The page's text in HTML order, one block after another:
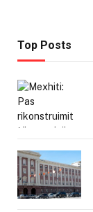
Top Posts